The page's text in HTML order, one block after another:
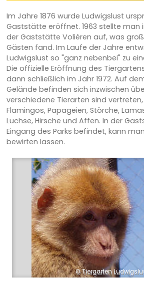
Im Jahre 1876 wurde Ludwigslust
Gaststätte eröffnet. 1963 stellte man
der Gaststätte Volièren auf, was
Gästen fand. Im Laufe der Jahre
Ludwigslust so "ganz nebenbei" zu
Die offizielle Eröffnung des
dann schließlich im Jahr 1972. Auf
Gelände befinden sich inzwischen
verschiedene Tierarten sind
Flamingos, Papageien, Störche,
Luchse, Hirsche und Affen. In der
Eingang des Parks befindet, kann
bewirten lassen.
© Tiergarten